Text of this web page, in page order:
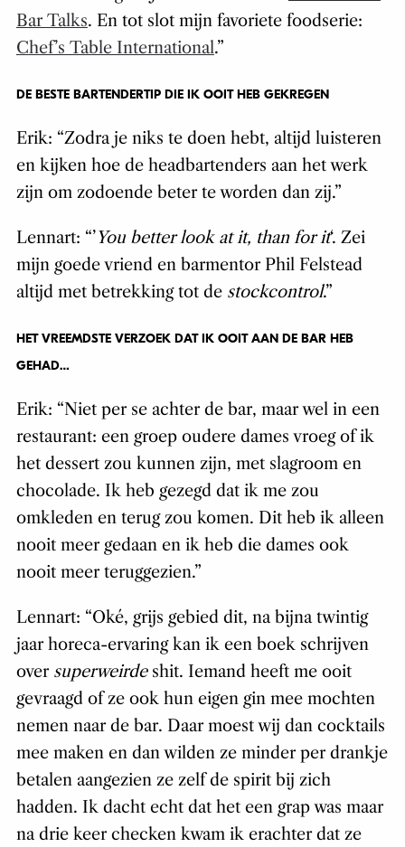
Bar Talks. En tot slot mijn favoriete foodserie:
Chef’s Table International.”
DE BESTE BARTENDERTIP DIE IK OOIT HEB GEKREGEN
Erik: “Zodra je niks te doen hebt, altijd luisteren
en kijken hoe de headbartenders aan het werk
zijn om zodoende beter te worden dan zij.”
Lennart: “’You better look at it, than for it‘. Zei
mijn goede vriend en barmentor Phil Felstead
altijd met betrekking tot de stockcontrol.”
HET VREEMDSTE VERZOEK DAT IK OOIT AAN DE BAR HEB
GEHAD…
Erik: “Niet per se achter de bar, maar wel in een
restaurant: een groep oudere dames vroeg of ik
het dessert zou kunnen zijn, met slagroom en
chocolade. Ik heb gezegd dat ik me zou
omkleden en terug zou komen. Dit heb ik alleen
nooit meer gedaan en ik heb die dames ook
nooit meer teruggezien.”
Lennart: “Oké, grijs gebied dit, na bijna twintig
jaar horeca-ervaring kan ik een boek schrijven
over superweirdeshit. Iemand heeft me ooit
gevraagd of ze ook hun eigen gin mee mochten
nemen naar de bar. Daar moest wij dan cocktails
mee maken en dan wilden ze minder per drankje
betalen aangezien ze zelf de spirit bij zich
hadden. Ik dacht echt dat het een grap was maar
na drie keer checken kwam ik erachter dat ze